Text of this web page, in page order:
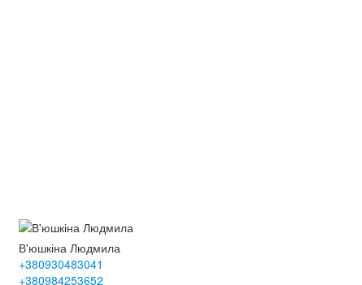
В'юшкіна Людмила
+380930483041
+380984253652